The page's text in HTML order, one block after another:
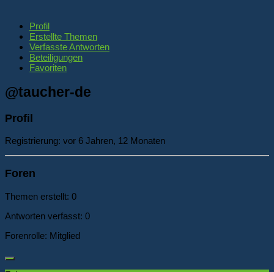
Profil
Erstellte Themen
Verfasste Antworten
Beteiligungen
Favoriten
@taucher-de
Profil
Registrierung: vor 6 Jahren, 12 Monaten
Foren
Themen erstellt: 0
Antworten verfasst: 0
Forenrolle: Mitglied